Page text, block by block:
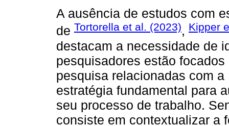
A ausência de estudos com
de Tortorella et al. (2023), Kipper
destacam a necessidade de
pesquisadores estão
pesquisa relacionadas com
estratégia fundamental para
seu processo de trabalho.
consiste em contextualizar a